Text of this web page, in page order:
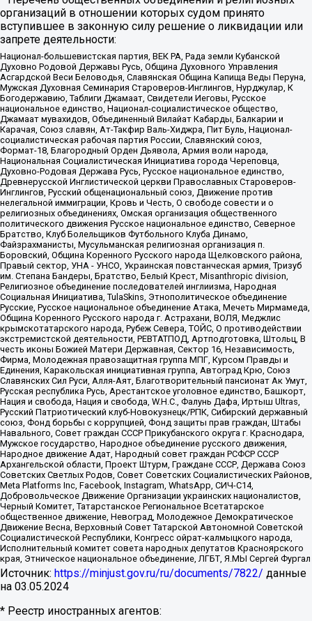
организаций в отношении которых судом принято
вступившее в законную силу решение о ликвидации или
запрете деятельности:
Национал-большевистская партия, ВЕК РА, Рада земли Кубанской
Духовно Родовой Державы Русь, Община Духовного Управления
Асгардской Веси Беловодья, Славянская Община Капища Веды Перуна,
Мужская Духовная Семинария Староверов-Инглингов, Нурджулар, К
Богодержавию, Таблиги Джамаат, Свидетели Иеговы, Русское
национальное единство, Национал-социалистическое общество,
Джамаат мувахидов, Объединенный Вилайат Кабарды, Балкарии и
Карачая, Союз славян, Ат-Такфир Валь-Хиджра, Пит Буль, Национал-
социалистическая рабочая партия России, Славянский союз,
Формат-18, Благородный Орден Дьявола, Армия воли народа,
Национальная Социалистическая Инициатива города Череповца,
Духовно-Родовая Держава Русь, Русское национальное единство,
Древнерусской Инглистической церкви Православных Староверов-
Инглингов, Русский общенациональный союз, Движение против
нелегальной иммиграции, Кровь и Честь, О свободе совести и о
религиозных объединениях, Омская организация общественного
политического движения Русское национальное единство, Северное
Братство, Клуб Болельщиков Футбольного Клуба Динамо,
Файзрахманисты, Мусульманская религиозная организация п.
Боровский, Община Коренного Русского народа Щелковского района,
Правый сектор, УНА - УНСО, Украинская повстанческая армия, Тризуб
им. Степана Бандеры, Братство, Белый Крест, Misanthropic division,
Религиозное объединение последователей инглиизма, Народная
Социальная Инициатива, TulaSkins, Этнополитическое объединение
Русские, Русское национальное объединение Атака, Мечеть Мирмамеда,
Община Коренного Русского народа г. Астрахани, ВОЛЯ, Меджлис
крымскотатарского народа, Рубеж Севера, ТОЙС, О противодействии
экстремистской деятельности, РЕВТАТПОД, Артподготовка, Штольц, В
честь иконы Божией Матери Державная, Сектор 16, Независимость,
Фирма, Молодежная правозащитная группа МПГ, Курсом Правды и
Единения, Каракольская инициативная группа, Автоград Крю, Союз
Славянских Сил Руси, Алля-Аят, Благотворительный пансионат Ак Умут,
Русская республика Русь, Арестантское уголовное единство, Башкорт,
Нация и свобода, Нация и свобода, W.H.С., Фалунь Дафа, Иртыш Ultras,
Русский Патриотический клуб-Новокузнецк/РПК, Сибирский державный
союз, Фонд борьбы с коррупцией, Фонд защиты прав граждан, Штабы
Навального, Совет граждан СССР Прикубанского округа г. Краснодара,
Мужское государство, Народное объединение русского движения,
Народное движение Адат, Народный совет граждан РСФСР СССР
Архангельской области, Проект Штурм, Граждане СССР, Держава Союз
Советских Светлых Родов, Совет Советских Социалистических Районов,
Meta Platforms Inc, Facebook, Instagram, WhatsApp, СИЧ-С14,
Добровольческое Движение Организации украинских националистов,
Черный Комитет, Татарстанское Региональное Всетатарское
общественное движение, Невоград, Молодежное Демократическое
Движение Весна, Верховный Совет Татарской Автономной Советской
Социалистической Республики, Конгресс ойрат-калмыцкого народа,
Исполнительный комитет совета народных депутатов Красноярского
края, Этническое национальное объединение, ЛГБТ, Я.МЫ Сергей Фургал
Источник: https://minjust.gov.ru/ru/documents/7822/ данные
на 03.05.2024
* Реестр иностранных агентов: